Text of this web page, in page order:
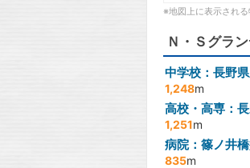
※地図上に表示され
Ｎ・Ｓグラ
中学校：長野
1,248m
高校・高専：
1,251m
病院：篠ノ井
835m